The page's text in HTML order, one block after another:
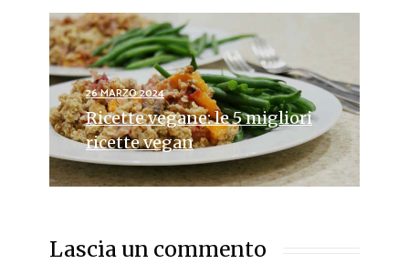
26 MARZO 2024
Ricette vegane: le 5 migliori
ricette vegan
Lascia un commento